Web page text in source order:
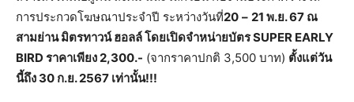
การประกวดโฆษณาประจำปี ระหว่างวันที่20 – 21 พ.ย.67 ณ
สามย่าน มิตรทาวน์ ฮอลล์ โดยเปิดจำหน่ายบัตรSUPER EARLY
BIRD ราคาเพียง 2,300.- (จากราคาปกติ 3,500 บาท) ตั้งแต่วัน
นี้ถึง 30 ก.ย. 2567 เท่านั้น!!!